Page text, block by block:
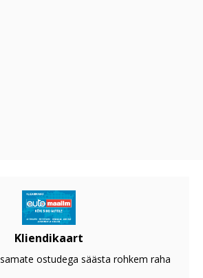
Kliendikaart
ostudega säästa rohkem raha